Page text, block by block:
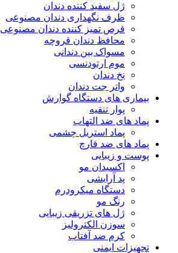
ژل سفید کننده دندان
ظرف نگهداری دندان مصنوعی
قرص تمیز کننده دندان مصنوعی
محافظ دندان قروچه
مسواک بین دندانی
موم ارتودنسی
نخ دندان
واتر جت دندان
بیماری های دستگاه گوارش
پوار تنقیه
پماد های ضد التهاب
پماد استریل چشمی
پماد های ضد قارچ
پوست و زیبایی
اکسیدان مو
پد آرایشی
دستگاه میکرودرم
رنگ مو
ژل های تزریقی زیبایی
سوزن الکترولیز
کرم ضد آفتاب
تجهیزات ایمنی